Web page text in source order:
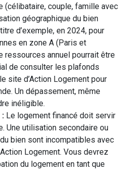
(célibataire, couple, famille avec
géographique du bien
d’exemple, en 2024, pour
en zone A (Paris et
ressources annuel pourrait être
de consulter les plafonds
site d’Action Logement pour
Un dépassement, même
inéligible.
: Le logement financé doit servir
Une utilisation secondaire ou
bien sont incompatibles avec
Logement. Vous devrez
du logement en tant que